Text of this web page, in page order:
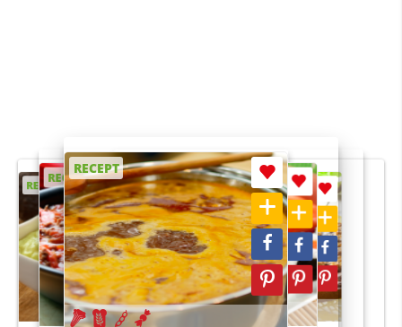
RECEPT
RECEPT
RECEPT
RECEPT
RECEPT